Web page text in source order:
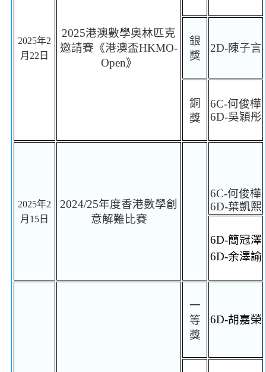
2025年2
月 22 日
2025港澳數學奧林匹克
邀請賽《港澳盃HKMO-
Open》
銀
獎
2D-陳子言
銅
獎
6C-何俊樺
6D-吳穎彤
2025年2
月 15 日
2024/25年度香港數學創
意解難比賽
6C-何俊樺
6D-葉凱熙
6D-簡冠澤
6D-余澤諭
一
等
獎
6D-胡嘉榮